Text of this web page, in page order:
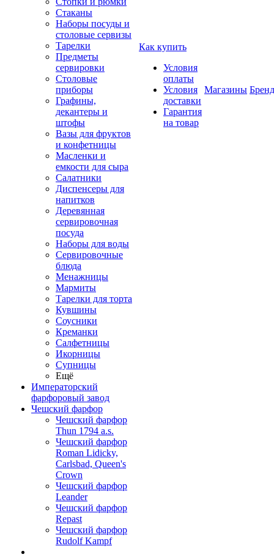
Стаканы
Наборы посуды и
столовые сервизы
Тарелки
Предметы
сервировки
Столовые
приборы
Графины,
декантеры и
штофы
Вазы для фруктов
и конфетницы
Масленки и
емкости для сыра
Салатники
Диспенсеры для
напитков
Деревянная
сервировочная
посуда
Наборы для воды
Сервировочные
блюда
Менажницы
Мармиты
Тарелки для торта
Кувшины
Соусники
Креманки
Салфетницы
Икорницы
Супницы
Ещё
Императорский
фарфоровый завод
Чешский фарфор
Чешский фарфор
Thun 1794 a.s.
Чешский фарфор
Roman Lidicky,
Carlsbad, Queen's
Crown
Чешский фарфор
Leander
Чешский фарфор
Repast
Чешский фарфор
Rudolf Kampf
Как купить
Условия
оплаты
Условия
доставки
Гарантия
на товар
Магазины